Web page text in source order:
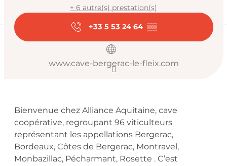
+ 6 autre(s) prestation(s)
+33 5 53 24 64 ▒▒
www.cave-bergerac-le-fleix.com
Description
Bienvenue chez Alliance Aquitaine, cave
coopérative, regroupant 96 viticulteurs
représentant les appellations Bergerac,
Bordeaux, Côtes de Bergerac, Montravel,
Monbazillac, Pécharmant, Rosette . C’est